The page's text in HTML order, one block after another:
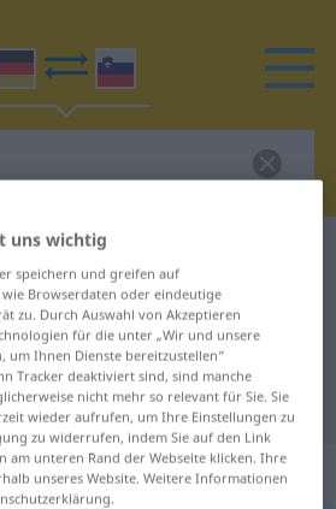
Wörterbuch
Übersetzung
Übersetzung
uns wichtig
speichern und greifen auf
Browserdaten oder eindeutige
zu. Durch Auswahl von Akzeptieren
für die unter „Wir und unsere
um Ihnen Dienste bereitzustellen“
Tracker deaktiviert sind, sind manche
nicht mehr so relevant für Sie. Sie
wieder aufrufen, um Ihre Einstellungen zu
zu widerrufen, indem Sie auf den Link
am unteren Rand der Webseite klicken. Ihre
unseres Website. Weitere Informationen